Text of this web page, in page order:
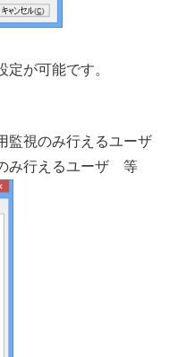
が可能です。
監視のみ行えるユーザ
み行えるユーザ 等